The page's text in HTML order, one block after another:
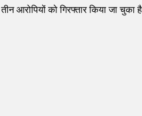
को गिरफ्तार किया जा चुका